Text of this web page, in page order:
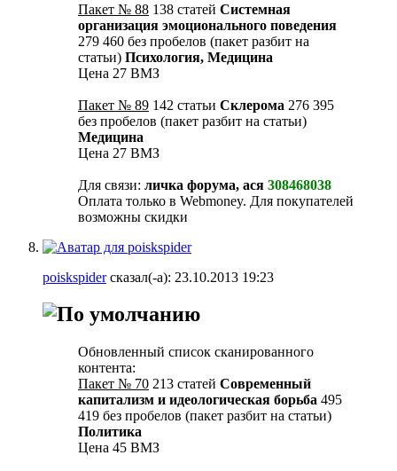
Пакет № 88 138 статей Системная
организация эмоционального поведения
279 460 без пробелов (пакет разбит на
статьи) Психология, Медицина
Цена 27 ВМЗ
Пакет № 89 142 статьи Склерома 276 395
без пробелов (пакет разбит на статьи)
Медицина
Цена 27 ВМЗ
Для связи: личка форума, ася 308468038
Оплата только в Webmoney. Для покупателей
возможны скидки
poiskspiderсказал(-а): 23.10.2013 19:23
Обновленный список сканированного
контента:
Пакет № 70 213 статей Современный
капитализм и идеологическая борьба 495
419 без пробелов (пакет разбит на статьи)
Политика
Цена 45 ВМЗ